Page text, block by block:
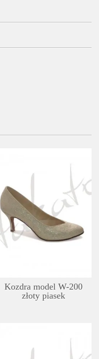
LISTA ŻYCZEŃ
SZCZEGÓŁY
Kozdra model W-200
złoty piasek